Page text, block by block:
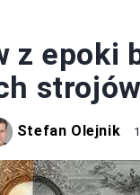
z epoki
strojów
Stefan Olejnik